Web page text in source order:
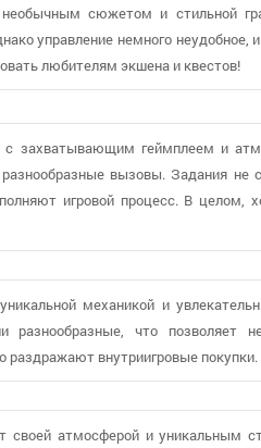
необычным сюжетом и стильной
управление немного
любителям экшена и квестов!
с захватывающим геймплеем и
вызовы. Задания
игровой процесс. В целом,
механикой и
разнообразные, что
раздражают внутриигровые
своей атмосферой и уникальным